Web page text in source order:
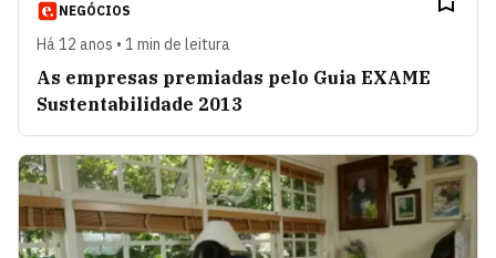
NEGÓCIOS
Há 12 anos • 1 min de leitura
As empresas premiadas pelo Guia EXAME
Sustentabilidade 2013